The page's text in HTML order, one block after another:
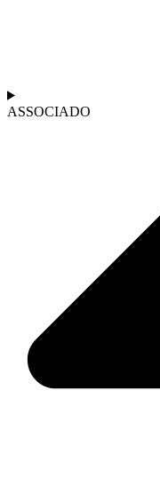
ASSOCIADO